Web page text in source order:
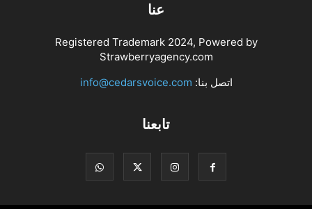
عنا
Registered Trademark 2024, Powered by
Strawberryagency.com
اتصل بنا: info@cedarsvoice.com
تابعنا